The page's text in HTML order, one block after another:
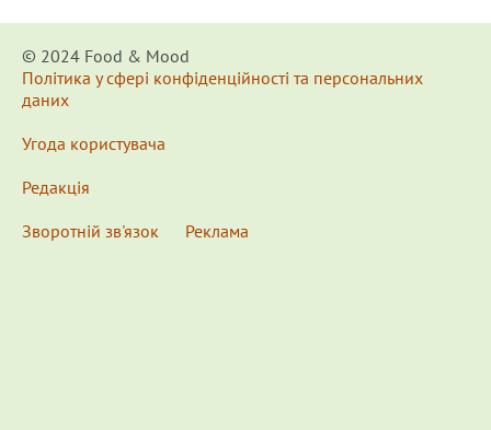
© 2024 Food & Мood
Політика у сфері конфіденційності та персональних
даних
Угода користувача
Редакція
Зворотній зв'язок
Реклама